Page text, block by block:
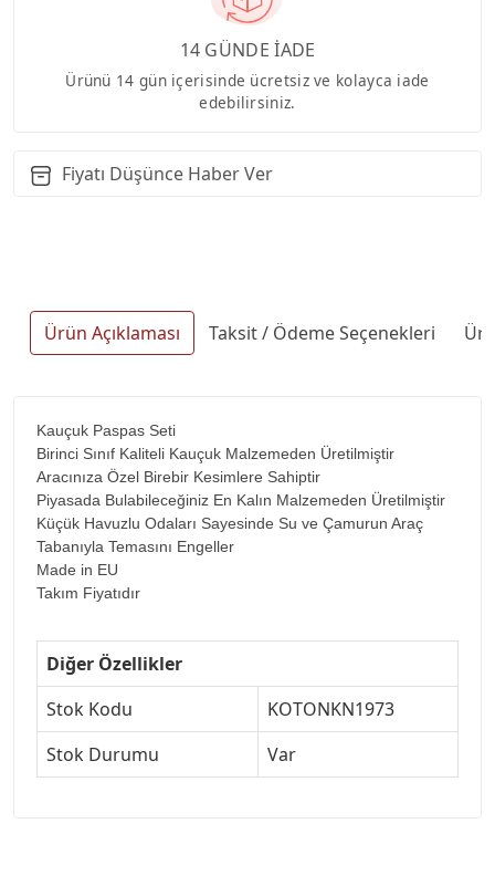
14 GÜNDE İADE
Ürünü 14 gün içerisinde ücretsiz ve kolayca iade
edebilirsiniz.
Fiyatı Düşünce Haber Ver
Ürün Açıklaması Taksit / Ödeme Seçenekleri
Kauçuk Paspas Seti
Birinci Sınıf Kaliteli Kauçuk Malzemeden Üretilmiştir
Aracınıza Özel Birebir Kesimlere Sahiptir
Piyasada Bulabileceğiniz En Kalın Malzemeden Üretilmiştir
Küçük Havuzlu Odaları Sayesinde Su ve Çamurun Araç
Tabanıyla Temasını Engeller
Made in EU
Takım Fiyatıdır
Diğer Özellikler
Stok Kodu
KOTONKN1973
Stok Durumu
Var